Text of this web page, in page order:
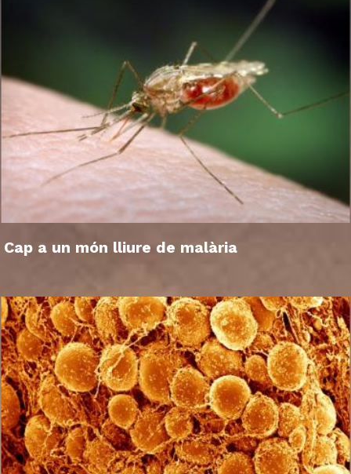
Cap a un món lliure de malària